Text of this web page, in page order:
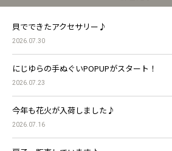
貝でできたアクセサリー♪
2026.07.30
にじゆらの手ぬぐいPOPUPがスタート！
2026.07.23
今年も花火が入荷しました♪
2026.07.16